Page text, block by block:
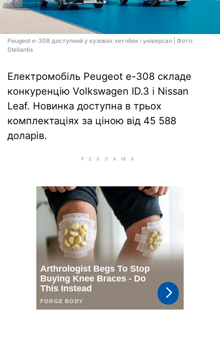
Peugeot e-308 доступний у кузовах хетчбек і універсал | Фото:
Stellantis
Електромобіль Peugeot e-308 складе
конкуренцію Volkswagen ID.3 і Nissan
Leaf. Новинка доступна в трьох
комплектаціях за ціною від 45 588
доларів.